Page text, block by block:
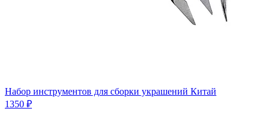
Набор инструментов для сборки украшений Китай
1350 ₽